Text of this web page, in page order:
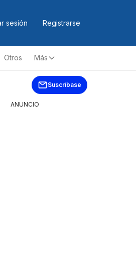
sesión Registrarse
Otros Más
Suscríbase
ANUNCIO